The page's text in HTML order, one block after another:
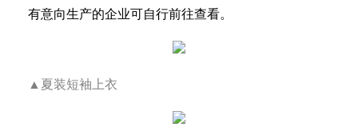
有意向生产的企业可自行前往查看。
▲夏装短袖上衣